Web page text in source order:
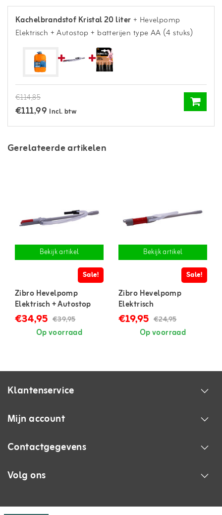
Kachelbrandstof Kristal 20 liter+ Hevelpomp
Elektrisch + Autostop+ batterijen type AA (4 stuks)
€114,85
€111,99 Incl. btw
Gerelateerde artikelen
Bekijk artikel
Sale!
Zibro Hevelpomp
Elektrisch + Autostop
€34,95 €39,95
Op voorraad
Bekijk artikel
Sale!
Zibro Hevelpomp
Elektrisch
€19,95 €24,95
Op voorraad
Klantenservice
Mijn account
Contactgegevens
Volg ons